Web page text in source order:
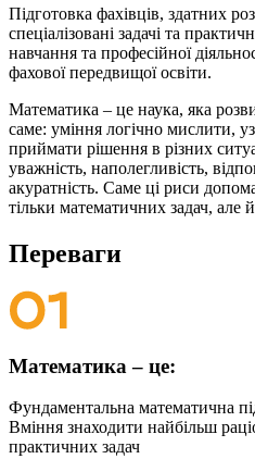
Підготовка фахівців, здатних
спеціалізовані задачі та
навчання та професійної
фахової передвищої освіти.
Математика – це наука, яка
саме: уміння логічно мислити,
приймати рішення в різних
уважність, наполегливість,
акуратність. Саме ці риси
тільки математичних задач, але
Переваги
Математика – це:
Фундаментальна математична
Вміння знаходити найбільш
практичних задач